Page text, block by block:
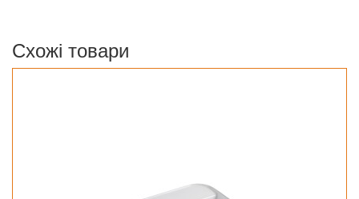
Схожі товари